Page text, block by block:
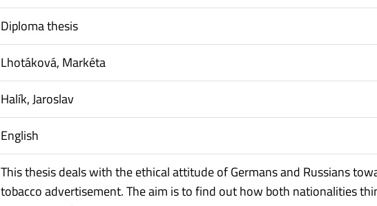
Diploma thesis
Lhotáková, Markéta
Halík, Jaroslav
English
This thesis deals with the ethical attitude of Germans and Russians
tobacco advertisement. The aim is to find out how both nationalities